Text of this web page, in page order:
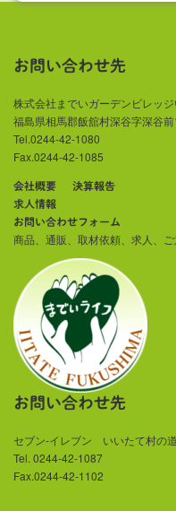
お問い合わせ先
株式会社までいガーデンビレッ
福島県相馬郡飯舘村深谷字深谷前
Tel.0244-42-1080
Fax.0244-42-1085
会社概要
決算報告
求人情報
お問い合わせフォーム
商品、通販、取材依頼、求人、ご
お問い合わせ先
セブン-イレブン いいたて村の
Tel. 0244-42-1087
Fax.0244-42-1102